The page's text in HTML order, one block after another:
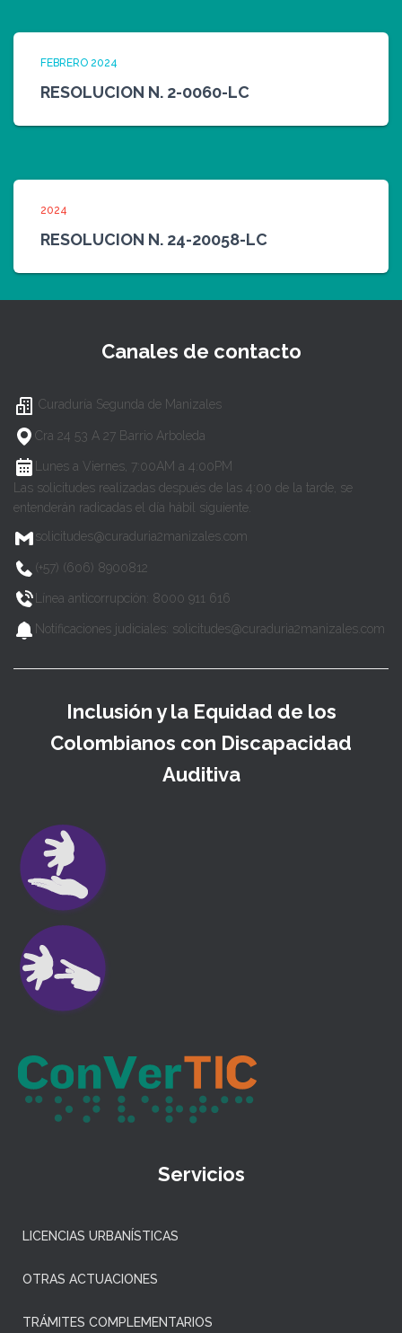
FEBRERO 2024
RESOLUCION N. 2-0060-LC
2024
RESOLUCION N. 24-20058-LC
Canales de contacto
Curaduría Segunda de Manizales
Cra 24 53 A 27 Barrio Arboleda
Lunes a Viernes, 7:00AM a 4:00PM
Las solicitudes realizadas después de las 4:00 de la tarde, se
entenderán radicadas el día hábil siguiente.
solicitudes@curaduria2manizales.com
(+57) (606) 8900812
Línea anticorrupción: 8000 911 616
Notificaciones judiciales: solicitudes@curaduria2manizales.com
Inclusión y la Equidad de los
Colombianos con Discapacidad
Auditiva
Servicios
LICENCIAS URBANÍSTICAS
OTRAS ACTUACIONES
TRÁMITES COMPLEMENTARIOS